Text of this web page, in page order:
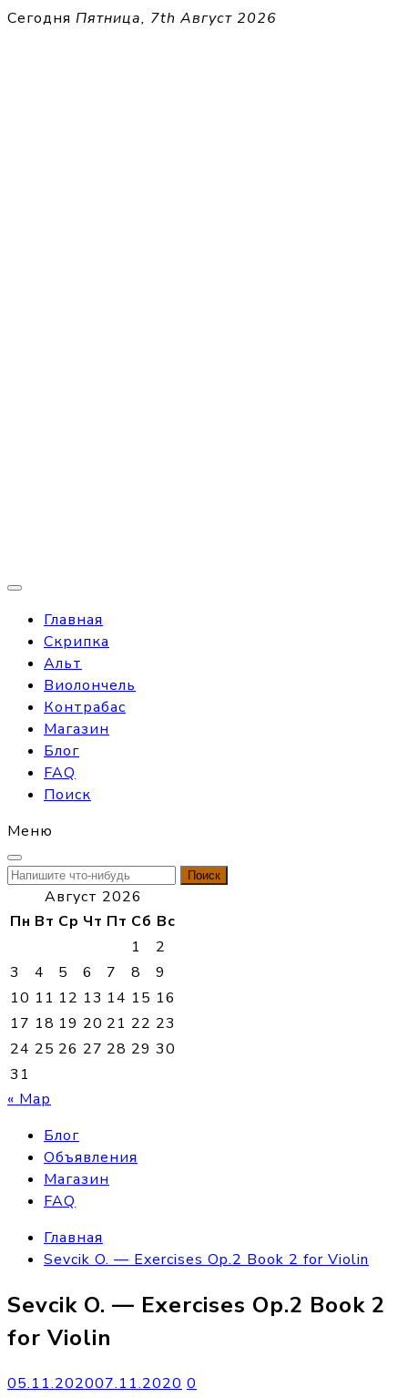
Перейти
Сегодня Пятница, 7th Август 2026
Главная
Скрипка
Альт
Виолончель
Контрабас
Магазин
Блог
FAQ
Поиск
Меню
Найти:
Август 2026
Пн Вт Ср Чт Пт Сб Вс
1
2
3
4 5 6 7 8
9
10 11 12 13 14 15 16
17 18 19 20 21 22 23
24 25 26 27 28 29 30
31
« Мар
Блог
Объявления
Магазин
FAQ
Главная
Sevcik O. — Exercises Op.2 Book 2 for Violin
Sevcik O. — Exercises Op.2 Book 2
for Violin
05.11.202007.11.2020 0